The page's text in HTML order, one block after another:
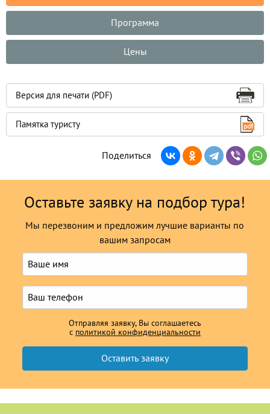
Программа
Цены
Версия для печати (PDF)
Памятка туристу
Поделиться
Оставьте заявку на подбор тура!
Мы перезвоним и предложим лучшие варианты по
вашим запросам
Отправляя заявку, Вы соглашаетесь
с политикой конфиденциальности